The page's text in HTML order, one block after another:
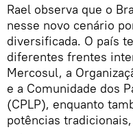
Rael observa que o
nesse novo cenário
diversificada. O país
diferentes frentes
Mercosul, a
e a Comunidade dos
(CPLP), enquanto
potências